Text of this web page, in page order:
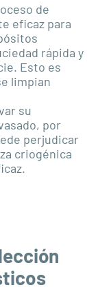
de
eficaz para
rápida y
Esto es
limpian
su
por
perjudicar
criogénica